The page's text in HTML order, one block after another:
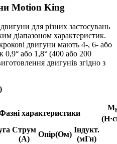
Motion King
для різних застосувань
діапазоном характеристик.
двигуни мають 4-, 6- або
0,9° або 1,8° (400 або 200
двигунів згідно з
характеристики
M
Струм
(А)
Опір(Ом)
Індукт.
(мГн)